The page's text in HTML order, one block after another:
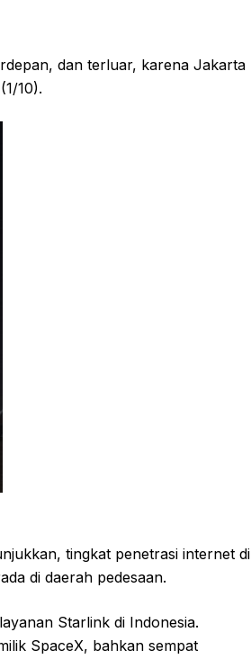
dan terluar, karena Jakarta
10).
tingkat penetrasi internet di
di daerah pedesaan.
Starlink di Indonesia.
SpaceX, bahkan sempat